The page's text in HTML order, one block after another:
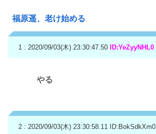
福原遥、老け始める
1 : 2020/09/03(木) 23:30:47.50 ID:YeZyyNHL0
やる
2 : 2020/09/03(木) 23:30:58.11 ID:BokSdkXm0